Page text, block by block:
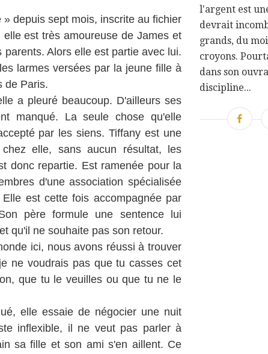
depuis sept mois, inscrite au fichier
est très amoureuse de James et
Alors elle est partie avec lui.
larmes versées par la jeune fille à
de Paris.
a pleuré beaucoup. D'ailleurs ses
manqué. La seule chose qu'elle
par les siens. Tiffany est une
elle, sans aucun résultat, les
donc repartie. Est ramenée pour la
d'une association spécialisée
est cette fois accompagnée par
père formule une sentence lui
qu'il ne souhaite pas son retour.
ici, nous avons réussi à trouver
ne voudrais pas que tu casses cet
que tu le veuilles ou que tu ne le
elle essaie de négocier une nuit
inflexible, il ne veut pas parler à
sa fille et son ami s'en aillent. Ce
l'argent est
devrait
grands, du
croyons.
dans son
discipline...